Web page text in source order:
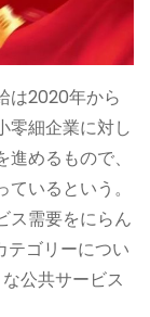
は2020年から
零細企業に対し
めるもので、
いるという。
ス需要をにらん
テゴリーについ
公共サービス